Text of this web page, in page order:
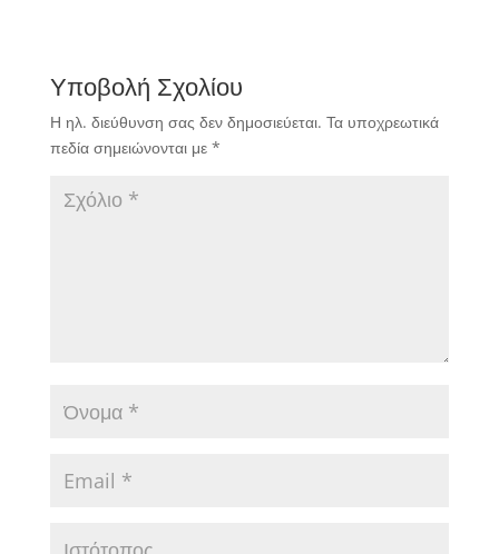
Υποβολή Σχολίου
Η ηλ. διεύθυνση σας δεν δημοσιεύεται. Τα υποχρεωτικά
πεδία σημειώνονται με *